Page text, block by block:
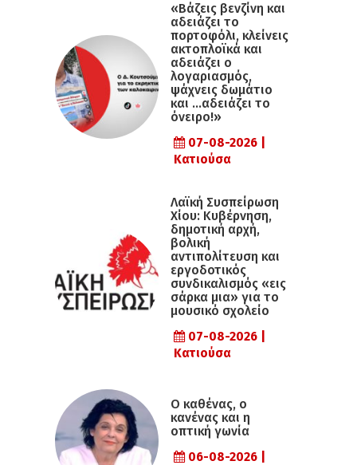
«Βάζεις βενζίνη και
αδειάζει το
πορτοφόλι, κλείνεις
ακτοπλοϊκά και
αδειάζει ο
λογαριασμός,
ψάχνεις δωμάτιο
και …αδειάζει το
όνειρο!»
07-08-2026 |
Κατιούσα
Λαϊκή Συσπείρωση
Χίου: Κυβέρνηση,
δημοτική αρχή,
βολική
αντιπολίτευση και
εργοδοτικός
συνδικαλισμός «εις
σάρκα μια» για το
μουσικό σχολείο
07-08-2026 |
Κατιούσα
Ο καθένας, ο
κανένας και η
οπτική γωνία
06-08-2026 |